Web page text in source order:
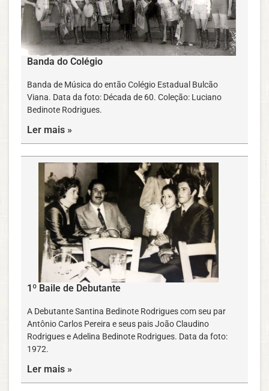
Banda do Colégio
Banda de Música do então Colégio Estadual Bulcão
Viana. Data da foto: Década de 60. Coleção: Luciano
Bedinote Rodrigues.
Ler mais »
1º Baile de Debutante
A Debutante Santina Bedinote Rodrigues com seu par
Antônio Carlos Pereira e seus pais João Claudino
Rodrigues e Adelina Bedinote Rodrigues. Data da foto:
1972.
Ler mais »